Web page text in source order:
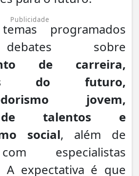
Publicidade
programados
sobre
de carreira,
do futuro,
jovem,
talentos e
social, além de
especialistas
A expectativa é que